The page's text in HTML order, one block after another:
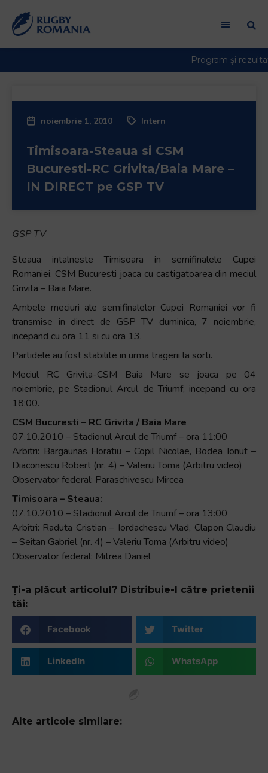
noiembrie 1, 2010 Intern
Timisoara-Steaua si CSM
Bucuresti-RC Grivita/Baia Mare –
IN DIRECT pe GSP TV
GSP TV
Steaua intalneste Timisoara in semifinalele Cupei
Romaniei. CSM Bucuresti joaca cu castigatoarea din meciul
Grivita – Baia Mare.
Ambele meciuri ale semifinalelor Cupei Romaniei vor fi
transmise in direct de GSP TV duminica, 7 noiembrie,
incepand cu ora 11 si cu ora 13.
Partidele au fost stabilite in urma tragerii la sorti.
Meciul RC Grivita-CSM Baia Mare se joaca pe 04
noiembrie, pe Stadionul Arcul de Triumf, incepand cu ora
18:00.
CSM Bucuresti – RC Grivita / Baia Mare
07.10.2010 – Stadionul Arcul de Triumf – ora 11:00
Arbitri: Bargaunas Horatiu – Copil Nicolae, Bodea Ionut –
Diaconescu Robert (nr. 4) – Valeriu Toma (Arbitru video)
Observator federal: Paraschivescu Mircea
Timisoara – Steaua:
07.10.2010 – Stadionul Arcul de Triumf – ora 13:00
Arbitri: Raduta Cristian – Iordachescu Vlad, Clapon Claudiu
– Seitan Gabriel (nr. 4) – Valeriu Toma (Arbitru video)
Observator federal: Mitrea Daniel
Ți-a plăcut articolul? Distribuie-l către prietenii
tăi:
Facebook Twitter
LinkedIn WhatsApp
Alte articole similare: